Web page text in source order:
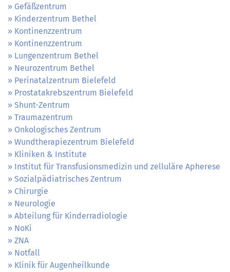
Gefäßzentrum
Kinderzentrum Bethel
Kontinenzzentrum
Kontinenzzentrum
Lungenzentrum Bethel
Neurozentrum Bethel
Perinatalzentrum Bielefeld
Prostatakrebszentrum Bielefeld
Shunt-Zentrum
Traumazentrum
Onkologisches Zentrum
Wundtherapiezentrum Bielefeld
Kliniken & Institute
Institut für Transfusionsmedizin und zelluläre Apherese
Sozialpädiatrisches Zentrum
Chirurgie
Neurologie
Abteilung für Kinderradiologie
NoKi
ZNA
Notfall
Klinik für Augenheilkunde